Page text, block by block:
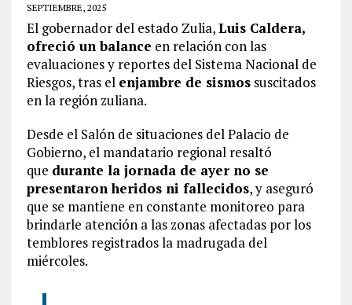
SEPTIEMBRE, 2025
El gobernador del estado Zulia,Luis Caldera,
ofreció un balance en relación con las
evaluaciones y reportes del Sistema Nacional de
Riesgos, tras el enjambre de sismossuscitados
en la región zuliana.
Desde el Salón de situaciones del Palacio de
Gobierno, el mandatario regional resaltó
que durante la jornada de ayer no se
presentaron heridos ni fallecidos, y aseguró
que se mantiene en constante monitoreo para
brindarle atención a las zonas afectadas por los
temblores registrados la madrugada del
miércoles.